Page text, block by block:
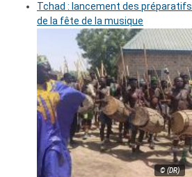
Tchad : lancement des préparatifs
de la fête de la musique
© (DR)